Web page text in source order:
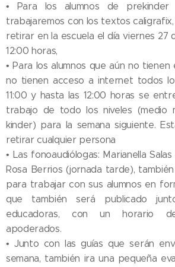
• Para los alumnos de
trabajaremos con los textos
retirar en la escuela el día viernes 27
12:00 horas,
• Para los alumnos que aún no
no tienen acceso a internet todos
11:00 y hasta las 12:00 horas se
trabajo de todo los niveles (medio
kinder) para la semana siguiente.
retirar cualquier persona
• Las fonoaudiólogas: Marianella
Rosa Berrios (jornada tarde),
para trabajar con sus alumnos en
que también será publicado
educadoras, con un horario
apoderados.
• Junto con las guías que serán
semana, también ira una pequeña